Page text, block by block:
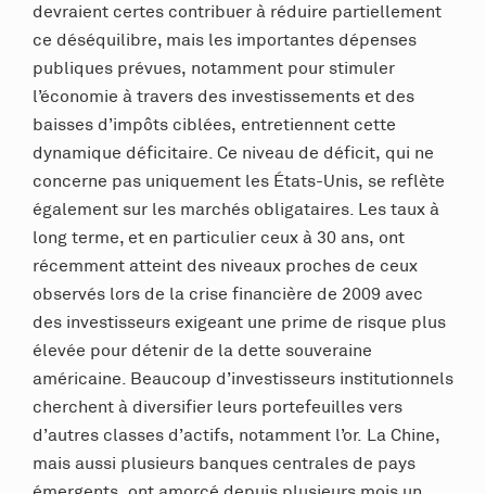
devraient certes contribuer à réduire partiellement
ce déséquilibre, mais les importantes dépenses
publiques prévues, notamment pour stimuler
l’économie à travers des investissements et des
baisses d’impôts ciblées, entretiennent cette
dynamique déficitaire. Ce niveau de déficit, qui ne
concerne pas uniquement les États-Unis, se reflète
également sur les marchés obligataires. Les taux à
long terme, et en particulier ceux à 30 ans, ont
récemment atteint des niveaux proches de ceux
observés lors de la crise financière de 2009 avec
des investisseurs exigeant une prime de risque plus
élevée pour détenir de la dette souveraine
américaine. Beaucoup d’investisseurs institutionnels
cherchent à diversifier leurs portefeuilles vers
d’autres classes d’actifs, notamment l’or. La Chine,
mais aussi plusieurs banques centrales de pays